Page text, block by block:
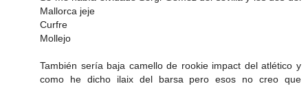
Mallorca jeje
Curfre
Mollejo
También sería baja camello de rookie impact del atlético y
como he dicho ilaix del barsa pero esos no creo que